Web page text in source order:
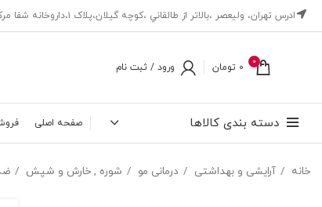
ادرس تهران، ‎وليعصر ،بالاتر از طالقاني ،كوچه گيلان،پلاک ۱،داروخانه شفا مركزي
0
0 تومان ورود / ثبت نام
دسته بندی کالاها صفحه اصلی
خانه آرایشی و بهداشتی درمانی مو شوره , خارش و شپش